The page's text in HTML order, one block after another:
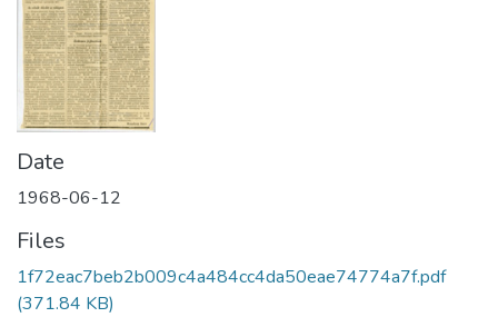
Date
1968-06-12
Files
1f72eac7beb2b009c4a484cc4da50eae74774a7f.pdf
(371.84 KB)